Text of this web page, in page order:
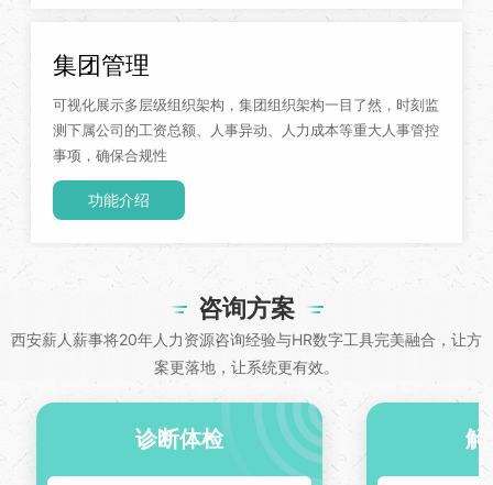
集团管理
可视化展示多层级组织架构，集团组织架构一目了然，时刻监
测下属公司的工资总额、人事异动、人力成本等重大人事管控
事项，确保合规性
功能介绍
咨询方案
西安薪人薪事将20年人力资源咨询经验与HR数字工具完美融合，让方
案更落地，让系统更有效。
诊断体检 解